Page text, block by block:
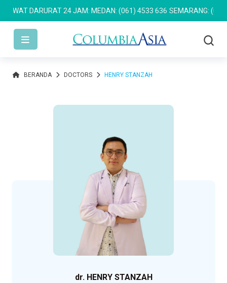
DARURAT 24 JAM: MEDAN: (061) 4533 636 SEMARANG: (024)
BERANDA DOCTORS HENRY STANZAH
dr. HENRY STANZAH